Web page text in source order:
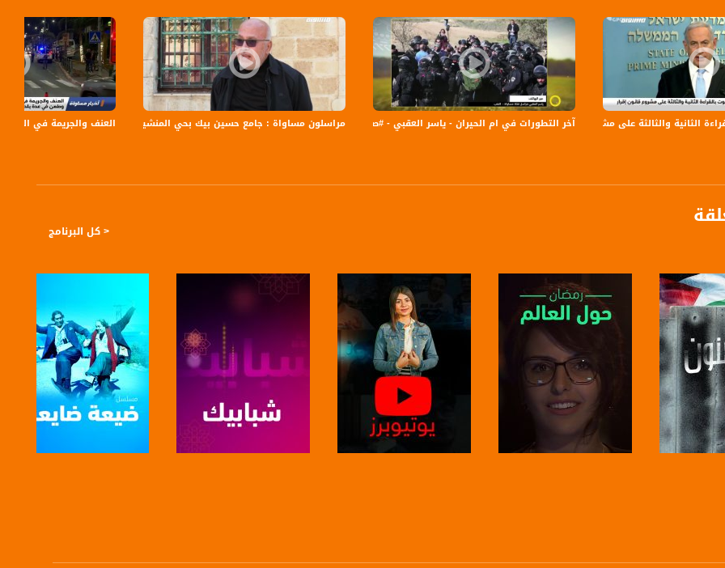
https://
https://
العنف والجريمة في المجتمع
مراسلون مساواة : جامع حسين بيك بحي المنشية في يافا شاهد على النكبة..آخر التطورات في ام الحيران - ياسر العقبي - #صباحنا_غير- 30-1-2017- قناة مساواة الفضائية
والثالثة على مشروع قانون إقرار الميزانية،اخبارمساواة،24.08.2020.مساواة
< كل البرنامج